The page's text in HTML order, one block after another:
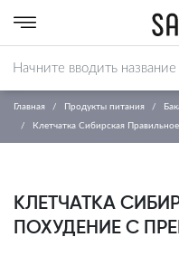
Главная Продукты питания
Клетчатка Сибирская
КЛЕТЧАТКА
ПОХУДЕНИЕ С